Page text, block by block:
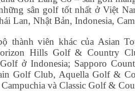
sân golf tốt nhất ở Việt
Lan, Nhật Bản, Indonesia,
thành viên khác của Asian
Hills Golf & Country
Golf ở Indonesia; Sapporo
Golf Club, Aquella Golf &
và Classic Golf &